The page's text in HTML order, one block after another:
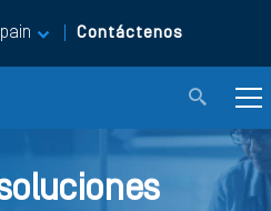
Contáctenos